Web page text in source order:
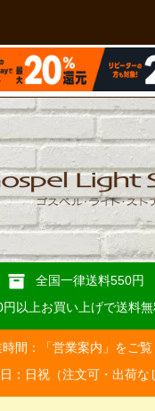
全国一律送料550円
円以上お買い上げで送料無
間：「営業案内 」をご
：日祝（注文可・出荷な